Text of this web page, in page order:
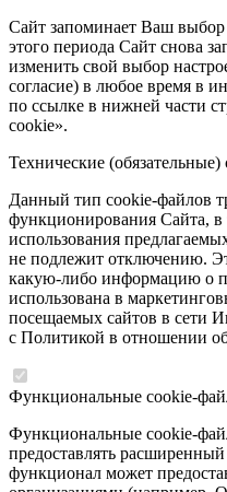
Сайт запоминает Ваш
этого периода Сайт снова
изменить свой выбор
согласие) в любое время в
по ссылке в нижней части
cookie».
Технические
Данный тип cookie-файлов
функционирования Сайта, в
использования
не подлежит отключению.
какую-либо информацию о
использована в
посещаемых сайтов в сети
с Политикой в отношении
Функциональные cookie-
Функциональные cookie-
предоставлять
функционал может